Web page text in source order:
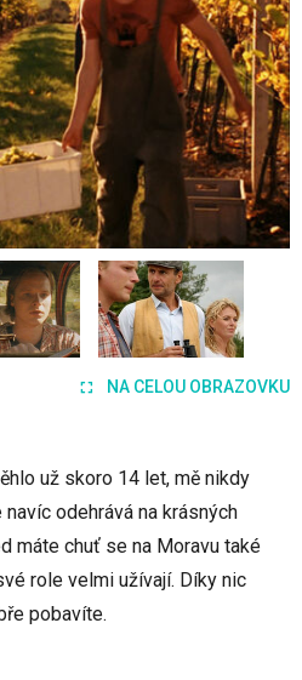
NA CELOU OBRAZOVKU
už skoro 14 let, mě nikdy
odehrává na krásných
máte chuť se na Moravu také
role velmi užívají. Díky nic
pobavíte.